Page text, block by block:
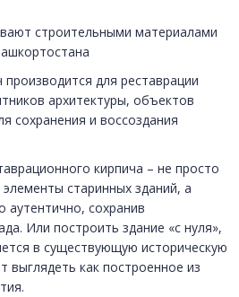
строительными материалами
для реставрации
архитектуры, объектов
сохранения и воссоздания
кирпича – не просто
старинных зданий, а
аутентично, сохранив
Или построить здание «с нуля»,
в существующую историческую
выглядеть как построенное из